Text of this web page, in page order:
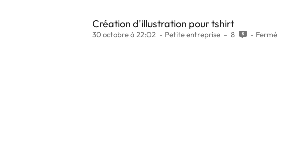
Création d'illustration pour tshirt
30 octobre à 22:02 Petite entreprise 8 Fermé